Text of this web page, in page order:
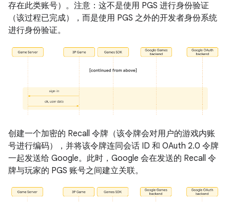
存在此类账号）。注意：这不是使用 PGS 进行身份验证
（该过程已完成），而是使用 PGS 之外的开发者身份系统
进行身份验证。
创建一个加密的 Recall 令牌（该令牌会对用户的游戏内账
号进行编码），并将该令牌连同会话 ID 和 OAuth 2.0 令牌
一起发送给 Google。此时，Google 会在发送的 Recall 令
牌与玩家的 PGS 账号之间建立关联。